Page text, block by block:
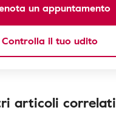
un appuntamento
Controlla il tuo udito
articoli correlati